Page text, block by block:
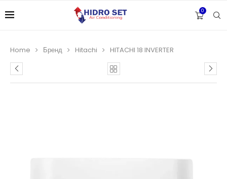
0
Home Бренд Hitachi HITACHI 18 INVERTER